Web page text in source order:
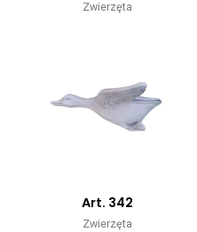
Zwierzęta
Art. 342
Zwierzęta